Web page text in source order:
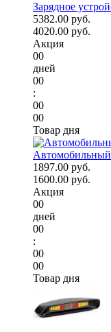
Зарядное
5382.00 руб.
4020.00 руб.
Акция
00
дней
00
:
00
00
Товар дня
Автомобильный
1897.00 руб.
1600.00 руб.
Акция
00
дней
00
:
00
00
Товар дня